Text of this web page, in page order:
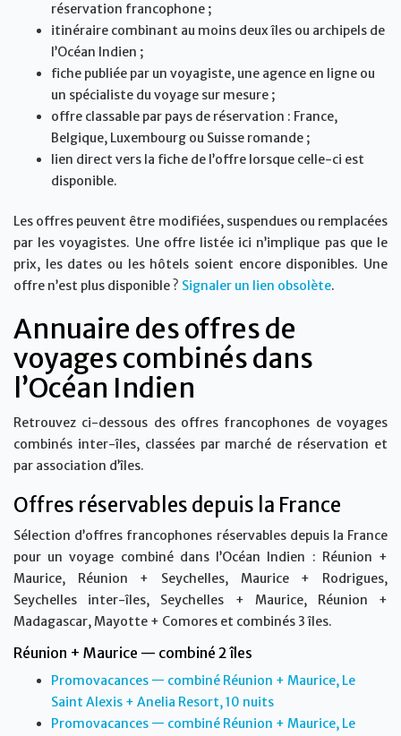
réservation francophone ;
itinéraire combinant au moins deux îles ou archipels de
l’Océan Indien ;
fiche publiée par un voyagiste, une agence en ligne ou
un spécialiste du voyage sur mesure ;
offre classable par pays de réservation : France,
Belgique, Luxembourg ou Suisse romande ;
lien direct vers la fiche de l’offre lorsque celle-ci est
disponible.
Les offres peuvent être modifiées, suspendues ou remplacées
par les voyagistes. Une offre listée ici n’implique pas que le
prix, les dates ou les hôtels soient encore disponibles. Une
offre n’est plus disponible ? Signaler un lien obsolète.
Annuaire des offres de
voyages combinés dans
l’Océan Indien
Retrouvez ci-dessous des offres francophones de voyages
combinés inter-îles, classées par marché de réservation et
par association d’îles.
Offres réservables depuis la France
Sélection d’offres francophones réservables depuis la France
pour un voyage combiné dans l’Océan Indien : Réunion +
Maurice, Réunion + Seychelles, Maurice + Rodrigues,
Seychelles inter-îles, Seychelles + Maurice, Réunion +
Madagascar, Mayotte + Comores et combinés 3 îles.
Réunion + Maurice — combiné 2 îles
Promovacances — combiné Réunion + Maurice, Le
Saint Alexis + Anelia Resort, 10 nuits
Promovacances — combiné Réunion + Maurice, Le